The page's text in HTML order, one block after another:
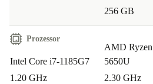
Hochleistungsprozessor:
Brillantes Display: Hohe Auflösung
256 GB
Prozessor
Intel Core i7-1185G7
1.20 GHz
AMD
5650U
2.30 GHz